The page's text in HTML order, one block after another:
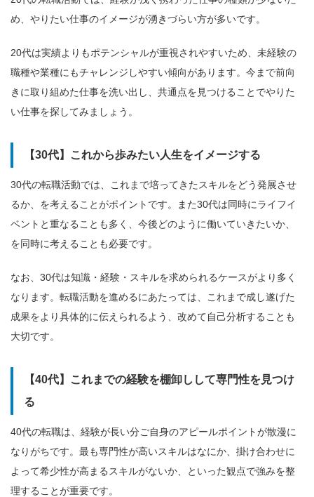
め、やりたい仕事のイメージが湧きづらい方が多いです。
20代は実績よりもポテンシャルが重視されやすいため、未経験の
職種や業種にもチャレンジしやすい傾向があります。今まで前向
きに取り組めた仕事を洗い出し、共通点を見つけることでやりた
い仕事を探してみましょう。
【30代】これから歩みたい人生をイメージする
30代の転職活動では、これまで培ってきたスキルをどう発展させ
るか、を考えることがポイントです。また30代は同時にライフイ
ベントと重なることも多く、今後どのように働いていきたいか、
を同時に考えることも必要です。
なお、30代は知識・経験・スキルを求められるケースがより多く
なります。転職活動を進めるにあたっては、これまで成し遂げた
成果をより具体的に伝えられるよう、改めて自己分析することも
大切です。
【40代】これまでの経験を棚卸しして専門性を見つけ
る
40代の転職は、経験が長い分ご自身のアピールポイントが散漫に
なりがちです。最も専門性が高いスキルはなにか、掛け合わせに
よって希少性が高まるスキルがないか、といった観点で強みを整
理することが重要です。